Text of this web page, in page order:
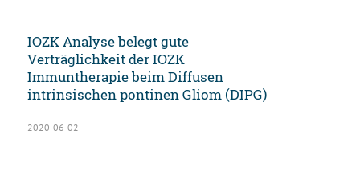
IOZK Analyse belegt gute
Verträglichkeit der IOZK
Immuntherapie beim Diffusen
intrinsischen pontinen Gliom (DIPG)
2020-06-02